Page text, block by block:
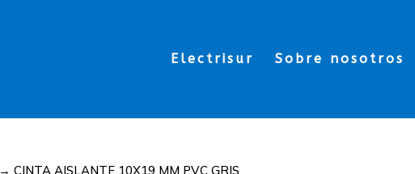
Electrisur Sobre nosotros
→ CINTA AISLANTE 10X19 MM PVC GRIS